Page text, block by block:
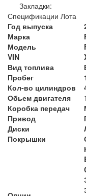
Закладки:
Спецификации Лота
Год выпуска
Марка
Модель
VIN
Вид топлива
Пробег
Кол-во цилиндров
Обьем двигателя
Коробка передач
Привод
Диски
Покрышки